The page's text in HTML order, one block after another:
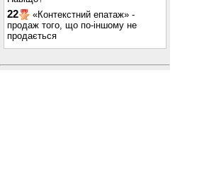
22
«Контекстний епатаж» -
продаж того, що по-іншому не
продається